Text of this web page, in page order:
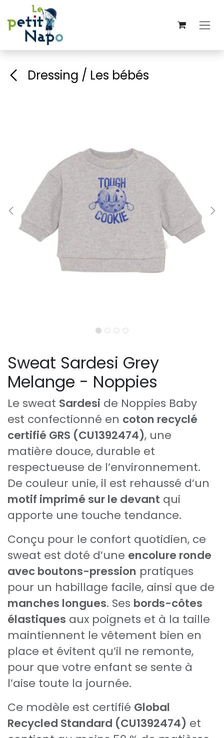
Skip to Content
Dressing / Les bébés
Sweat Sardesi Grey
Melange - Noppies
Le sweat Sardesi de Noppies Baby
est confectionné en coton recyclé
certifié GRS (CU1392474), une
matière douce, durable et
respectueuse de l’environnement.
De couleur unie, il est rehaussé d’un
motif imprimé sur le devant qui
apporte une touche tendance.
Conçu pour le confort quotidien, ce
sweat est doté d’une encolure ronde
avec boutons-pression pratiques
pour un habillage facile, ainsi que de
manches longues. Ses bords-côtes
élastiques aux poignets et à la taille
maintiennent le vêtement bien en
place et évitent qu’il ne remonte,
pour que votre enfant se sente à
l’aise toute la journée.
Ce modèle est certifié Global
Recycled Standard (CU1392474) et